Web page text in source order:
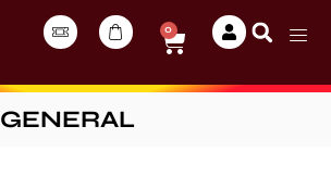
0
GENERAL